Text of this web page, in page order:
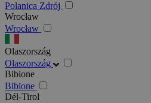
Polanica Zdrój
Wrocław
Wrocław
Olaszország
Olaszország
Bibione
Bibione
Dél-Tirol